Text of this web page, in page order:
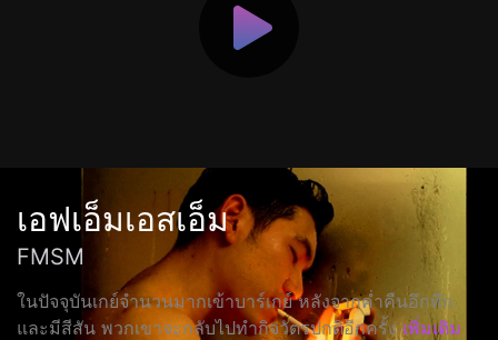
เอฟเอ็มเอสเอ็ม
FMSM
ในปัจจุบันเกย์จำนวนมากเข้าบาร์เกย์ หลังจากค่ำคืนอึกทึก
และมีสีสัน พวกเขาจะกลับไปทำกิจวัตรปกติอีกครั้ง เพิ่มเติม